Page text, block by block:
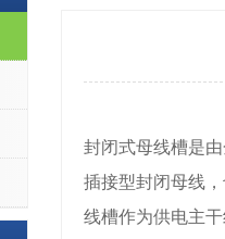
封闭式母线槽是
插接型封闭母线
线槽作为供电主